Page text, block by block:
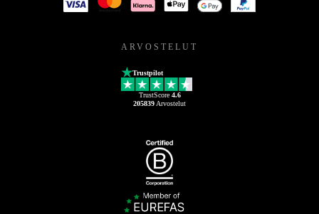
ARVOSTELUT
Trustpilot
TrustScore 4.6
205839 Arvostelut